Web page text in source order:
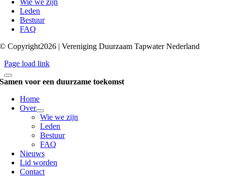
Leden
Bestuur
FAQ
© Copyright2026 | Vereniging Duurzaam Tapwater Nederland
Page load link
Samen voor een duurzame toekomst
Home
Over
Wie we zijn
Leden
Bestuur
FAQ
Nieuws
Lid worden
Contact